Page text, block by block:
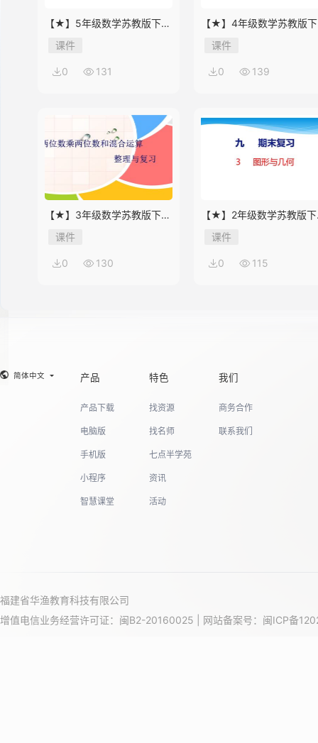
【★】5年级数学苏教版下册
课件第8单元《单元复习》
课件
0 131
【★】4年级数学苏教版
课件第9单元《单元复习》
课件
0 139
【★】3年级数学苏教版下册
课件第10单元《单元复习》
课件
0 130
【★】2年级数学苏教版
课件第9单元《期末复习》
课件
0 115
简体中文 产品
产品下载
电脑版
手机版
小程序
智慧课堂
特色
找资源
找名师
七点半学苑
资讯
活动
我们
商务合作
联系我们
福建省华渔教育科技有限公司
增值电信业务经营许可证：闽B2-20160025 | 网站备案号： 闽ICP备